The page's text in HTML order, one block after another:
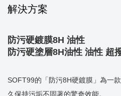
解決方案
防污硬鍍膜8H 油性
防污硬塗層8H油性 油性 超
SOFT99的「防污8H硬鍍膜」為一
久保持污垢不固著的驚奇效能。